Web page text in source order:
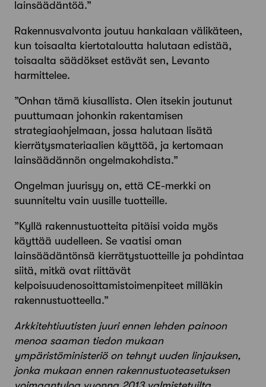
lainsäädäntöä.”
Rakennusvalvonta joutuu hankalaan välikäteen,
kun toisaalta kiertotaloutta halutaan edistää,
toisaalta säädökset estävät sen, Levanto
harmittelee.
”Onhan tämä kiusallista. Olen itsekin joutunut
puuttumaan johonkin rakentamisen
strategiaohjelmaan, jossa halutaan lisätä
kierrätysmateriaalien käyttöä, ja kertomaan
lainsäädännön ongelmakohdista.”
Ongelman juurisyy on, että CE-merkki on
suunniteltu vain uusille tuotteille.
”Kyllä rakennustuotteita pitäisi voida myös
käyttää uudelleen. Se vaatisi oman
lainsäädäntönsä kierrätystuotteille ja pohdintaa
siitä, mitkä ovat riittävät
kelpoisuudenosoittamistoimenpiteet milläkin
rakennustuotteella.”
Arkkitehtiuutisten juuri ennen lehden painoon
menoa saaman tiedon mukaan
ympäristöministeriö on tehnyt uuden linjauksen,
jonka mukaan ennen rakennustuoteasetuksen